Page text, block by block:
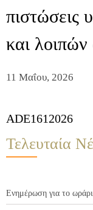
πιστώσεις
και
11 Μαΐου, 2026
ADE1612026
Τελευταία
Ενημέρωση για το